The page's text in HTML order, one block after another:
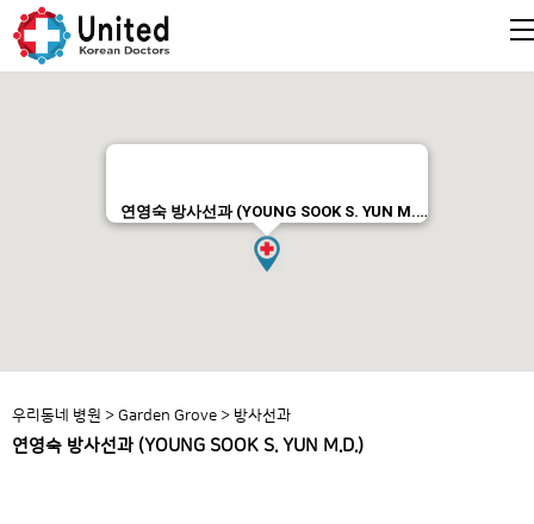
연영숙 방사선과 (YOUNG SOOK S. YUN M.…
우리동네 병원 > Garden Grove > 방사선과
연영숙 방사선과 (YOUNG SOOK S. YUN M.D.)